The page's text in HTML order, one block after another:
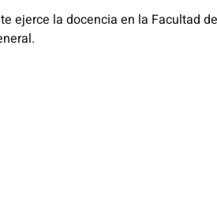
ejerce la docencia en la Facultad